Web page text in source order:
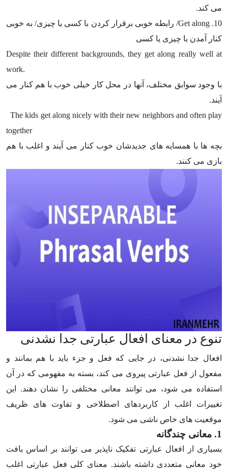
می کند.
10.
Get along/ رابطه خوبی برقرار کردن با کسی یا چیزی/ به خوبی
کنار آمدن با چیزی یا کسی
Despite their different backgrounds, they get along really well at
work.
با وجود سوابق مختلف، آنها در محل کار خیلی خوب با هم کنار می
آیند.
The kids get along nicely with their new neighbors and often play
together
بچه ها با همسایه های جدیدشان خوب کنار می آیند و اغلب با هم
بازی می کنند.
تنوع در معنای افعال عبارتی جدا نشدنی
افعال جدا نشدنی، در جایی که فعل و جزء باید با هم بمانند و
مفعول از فعل عبارتی پیروی می کند، بسته به مفهومی که در آن
استفاده می شود، می توانند معانی مختلفی را نشان دهند. این
تغییرات اغلب از کاربردهای اصطلاحی و تفاوت های ظریف
موقعیت های خاص ناشی می شود.
1. معانی چندگانه
بسیاری از افعال عبارتی تفکیک ناپذیر می توانند بر اساس بافت
خود معانی متعددی داشته باشند. معنای کلی فعل عبارتی اغلب